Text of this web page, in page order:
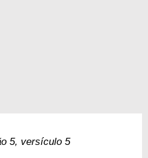
5, versículo 5